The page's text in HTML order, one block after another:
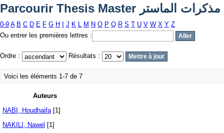
0-9 A B C D E F G H J K L M N O P Q R S T U V W X Y Z
Ou entrer les premières lettres :
Ordre : Résultats :
Voici les éléments 1-7 de 7
Auteurs
NABI, Houdhaifa[1]
NAKILI, Nawel [1]